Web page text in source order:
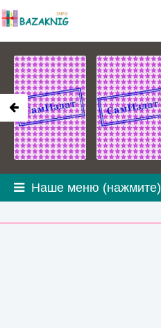
Наше меню (нажмите)